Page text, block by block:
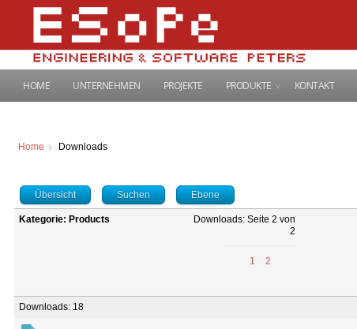
HOME UNTERNEHMEN PROJEKTE PRODUKTE KONTAKT
Home Downloads
Übersicht Suchen Ebene
Kategorie: Products
Downloads: Seite 2 von
2
1 2
Downloads: 18